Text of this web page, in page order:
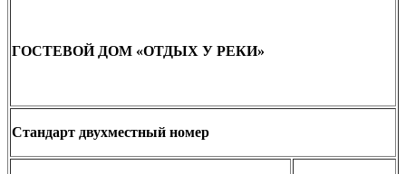
ГОСТЕВОЙ ДОМ «ОТДЫХ У РЕКИ»
Стандарт двухместный номер